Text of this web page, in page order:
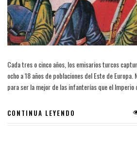
Cada tres o cinco años, los emisarios turcos
ocho a 18 años de poblaciones del Este de
para ser la mejor de las infanterías que el
CONTINUA LEYENDO